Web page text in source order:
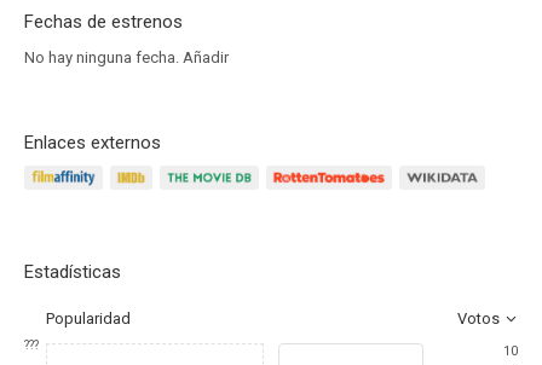
Fechas de estrenos
No hay ninguna fecha. Añadir
Enlaces externos
Estadísticas
Popularidad Votos
???
10